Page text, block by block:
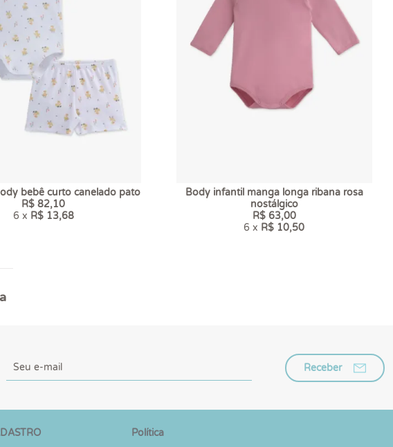
bebê curto canelado pato
R$ 82,10
6 x R$ 13,68
Body infantil manga longa ribana rosa
nostálgico
R$ 63,00
6 x R$ 10,50
Receber
Política